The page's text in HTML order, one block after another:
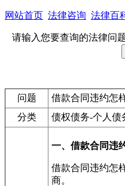
网站首页 法律咨询 法律百
请输入您要查询的法律问题
问题
借款合同违约怎
分类
债权债务-个人债
一、借款合同违
借款合同违约怎
商。